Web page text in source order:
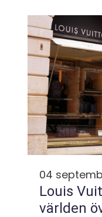
04
Louis
världen